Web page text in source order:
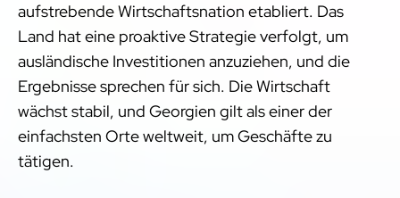
aufstrebende Wirtschaftsnation etabliert. Das
Land hat eine proaktive Strategie verfolgt, um
ausländische Investitionen anzuziehen, und die
Ergebnisse sprechen für sich. Die Wirtschaft
wächst stabil, und Georgien gilt als einer der
einfachsten Orte weltweit, um Geschäfte zu
tätigen.